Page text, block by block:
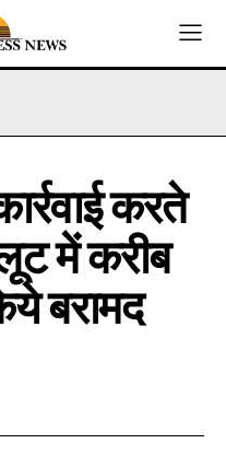
करते
में करीब
बरामद